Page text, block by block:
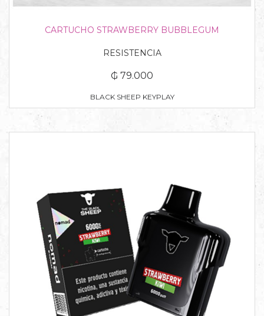
CARTUCHO STRAWBERRY BUBBLEGUM
RESISTENCIA
₲ 79.000
BLACK SHEEP KEYPLAY